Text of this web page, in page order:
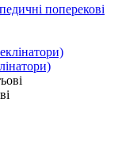
поперекові